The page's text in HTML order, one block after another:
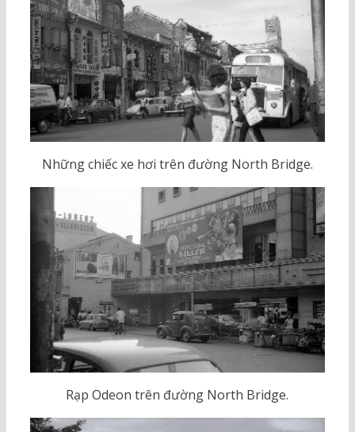
Những chiếc xe hơi trên đường North Bridge.
Rạp Odeon trên đường North Bridge.